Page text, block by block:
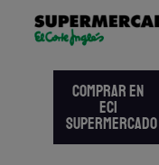
COMPRAR EN
ECI
SUPERMERCADO